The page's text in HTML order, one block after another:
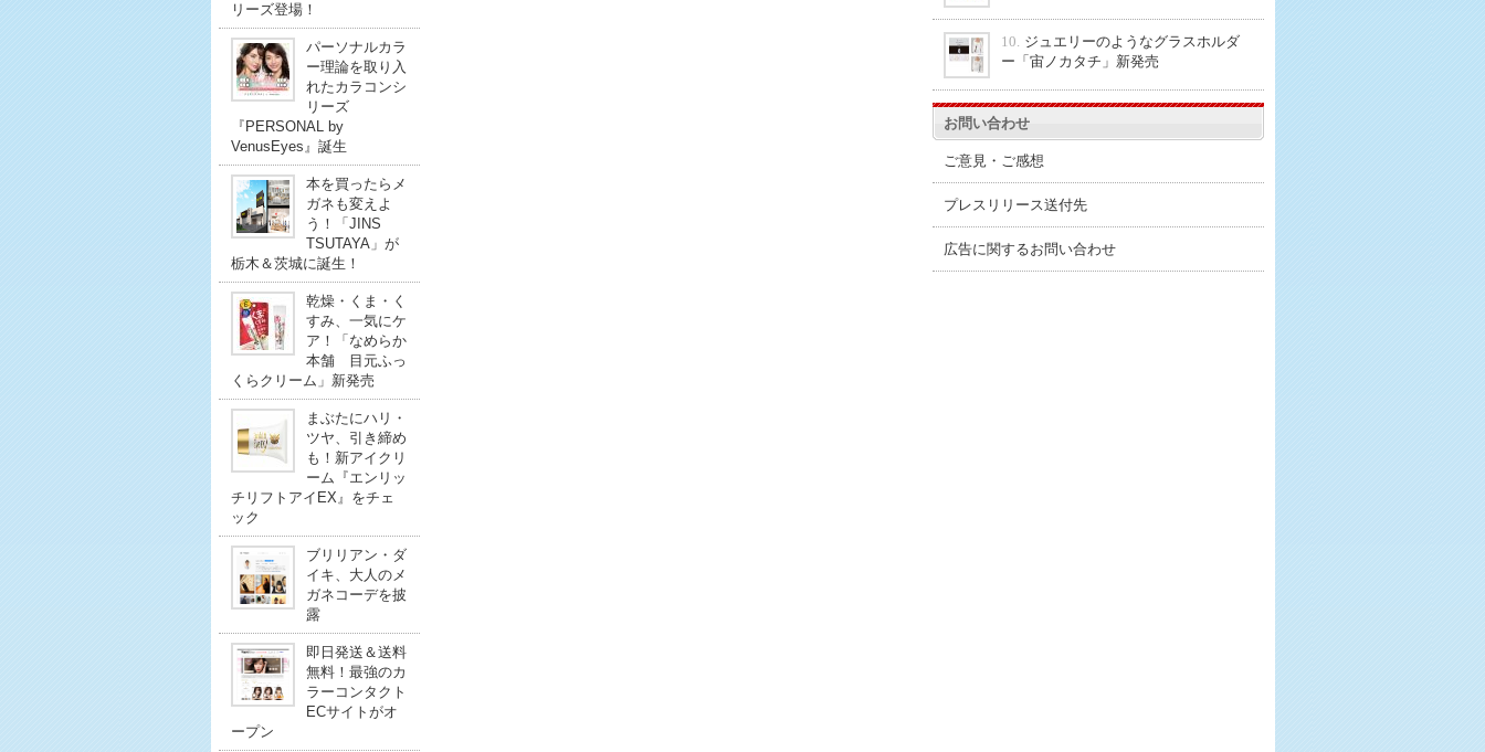
リーズ登場！
パーソナルカラ
ー理論を取り入
れたカラコンシ
リーズ
『PERSONAL by
VenusEyes』誕生
本を買ったらメ
ガネも変えよ
う！「JINS
TSUTAYA」が
栃木＆茨城に誕生！
乾燥・くま・く
すみ、一気にケ
ア！「なめらか
本舗 目元ふっ
くらクリーム」新発売
まぶたにハリ・
ツヤ、引き締め
も！新アイクリ
ーム『エンリッ
チリフトアイEX』をチェ
ック
ブリリアン・ダ
イキ、大人のメ
ガネコーデを披
露
即日発送＆送料
無料！最強のカ
ラーコンタクト
ECサイトがオ
ープン
10. ジュエリーのようなグラスホルダ
ー「宙ノカタチ」新発売
お問い合わせ
ご意見・ご感想
プレスリリース送付先
広告に関するお問い合わせ